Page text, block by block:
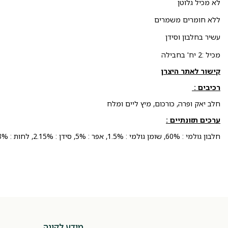
לא מכיל גלוטן
ללא חומרים משמרים
עשיר בחלבון וסידן
מכיל :2 יח' בחבילה
קישור לאתר היצרן
רכיבים :
חלב יאק ופרה, כורכום, מיץ ליים ומלח
ערכים תזונתיים :
חלבון גולמי : 60%, שומן גולמי : 1.5%, אפר : 5%, סידן : 2.15%, לחות : 13%